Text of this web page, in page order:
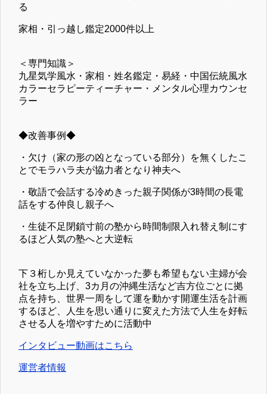
る
家相・引っ越し鑑定2000件以上
＜専門知識＞
九星気学風水・家相・姓名鑑定・易経・中国伝統風水
カラーセラピーティーチャー・メンタル心理カウンセ
ラー
◆改善事例◆
・欠け（家の形の凶となっている部分）を無くしたこ
とでモラハラ夫が協力者となり神夫へ
・敬語で会話する冷めきった親子関係が3時間の長電
話をする仲良し親子へ
・生徒不足閉鎖寸前の塾から時間制限入れ替え制にす
るほど人気の塾へと大逆転
下３桁しか見えていなかった夢も希望もない主婦が会
社を立ち上げ、3カ月の沖縄生活など吉方位ごとに拠
点を持ち、世界一周をして運を動かす開運生活を計画
するほど、人生を思い通りに変えた方法で人生を好転
させる人を増やすために活動中
インタビュー動画はこちら
運営者情報